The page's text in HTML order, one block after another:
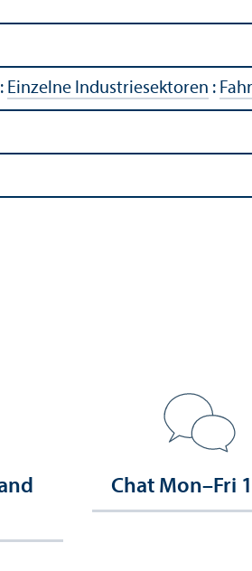
Einzelne Industriesektoren :
Chat Mon–Fri